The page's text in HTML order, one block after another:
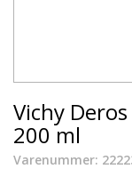
Vichy
200 ml
Varenummer: